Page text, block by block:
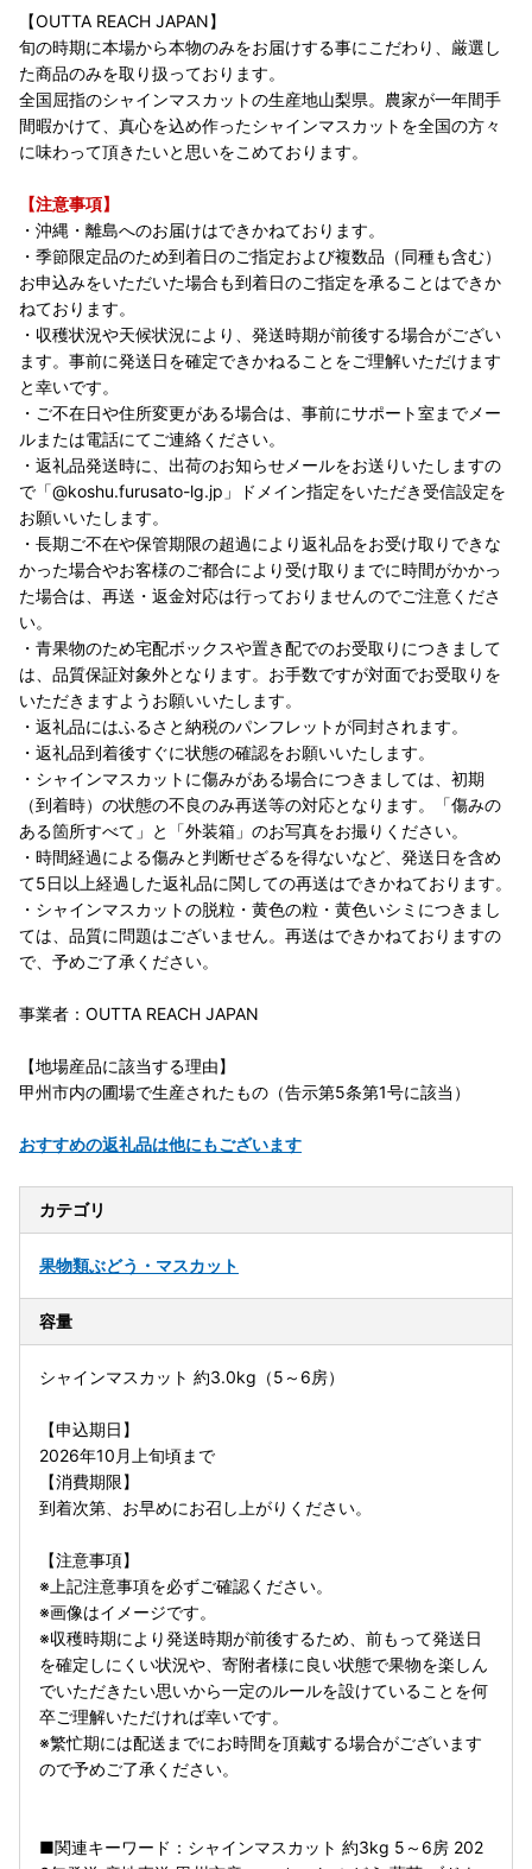
【OUTTA REACH JAPAN】
旬の時期に本場から本物のみをお届けする事にこだわり、厳選し
た商品のみを取り扱っております。
全国屈指のシャインマスカットの生産地山梨県。農家が一年間手
間暇かけて、真心を込め作ったシャインマスカットを全国の方々
に味わって頂きたいと思いをこめております。
【注意事項】
・沖縄・離島へのお届けはできかねております。
・季節限定品のため到着日のご指定および複数品（同種も含む）
お申込みをいただいた場合も到着日のご指定を承ることはできか
ねております。
・収穫状況や天候状況により、発送時期が前後する場合がござい
ます。事前に発送日を確定できかねることをご理解いただけます
と幸いです。
・ご不在日や住所変更がある場合は、事前にサポート室までメー
ルまたは電話にてご連絡ください。
・返礼品発送時に、出荷のお知らせメールをお送りいたしますの
で「@koshu.furusato-lg.jp」ドメイン指定をいただき受信設定を
お願いいたします。
・長期ご不在や保管期限の超過により返礼品をお受け取りできな
かった場合やお客様のご都合により受け取りまでに時間がかかっ
た場合は、再送・返金対応は行っておりませんのでご注意くださ
い。
・青果物のため宅配ボックスや置き配でのお受取りにつきまして
は、品質保証対象外となります。お手数ですが対面でお受取りを
いただきますようお願いいたします。
・返礼品にはふるさと納税のパンフレットが同封されます。
・返礼品到着後すぐに状態の確認をお願いいたします。
・シャインマスカットに傷みがある場合につきましては、初期
（到着時）の状態の不良のみ再送等の対応となります。「傷みの
ある箇所すべて」と「外装箱」のお写真をお撮りください。
・時間経過による傷みと判断せざるを得ないなど、発送日を含め
て5日以上経過した返礼品に関しての再送はできかねております。
・シャインマスカットの脱粒・黄色の粒・黄色いシミにつきまし
ては、品質に問題はございません。再送はできかねておりますの
で、予めご了承ください。
事業者：OUTTA REACH JAPAN
【地場産品に該当する理由】
甲州市内の圃場で生産されたもの（告示第5条第1号に該当）
おすすめの返礼品は他にもございます
カテゴリ
果物類ぶどう・マスカット
容量
シャインマスカット 約3.0kg（5～6房）
【申込期日】
2026年10月上旬頃まで
【消費期限】
到着次第、お早めにお召し上がりください。
【注意事項】
※上記注意事項を必ずご確認ください。
※画像はイメージです。
※収穫時期により発送時期が前後するため、前もって発送日
を確定しにくい状況や、寄附者様に良い状態で果物を楽しん
でいただきたい思いから一定のルールを設けていることを何
卒ご理解いただければ幸いです。
※繁忙期には配送までにお時間を頂戴する場合がございます
ので予めご了承ください。
■関連キーワード：シャインマスカット 約3kg 5～6房 202